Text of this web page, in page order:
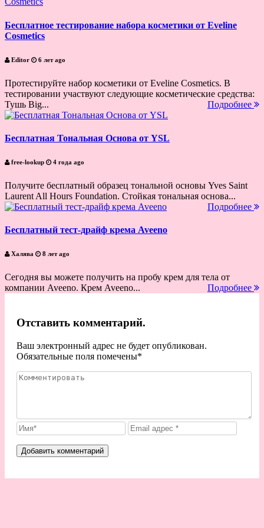
Бесплатное тестирование набора косметики от Eveline
Cosmetics
Editor 6 лет ago
Протестируйте набор косметики от Eveline Cosmetics. В
тестировании участвуют следующие косметические средства:
Тушь Big...
Подробнее
Бесплатная Тональная Основа от YSL
free-lookup 4 года ago
Получите бесплатный образец тональной основы Yves Saint
Laurent All Hours Foundation. Стойкая тональная основа...
Подробнее
Бесплатный тест-драйф крема Aveeno
Халява 8 лет ago
Сегодня вы можете получить на пробу крем для тела от
компании Aveeno. Крем Aveeno...
Подробнее
Отставить комментарий.
Ваш электронный адрес не будет опубликован.
Обязательные поля помечены*